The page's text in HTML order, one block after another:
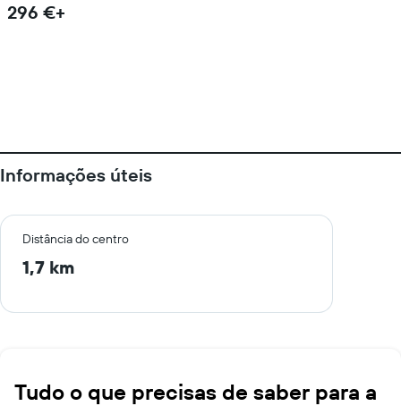
296 €+
Informações úteis
Distância do centro
1,7 km
Tudo o que precisas de saber para a